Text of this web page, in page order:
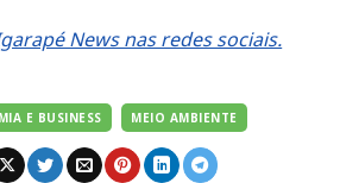
News nas redes sociais.
E BUSINESS MEIO AMBIENTE